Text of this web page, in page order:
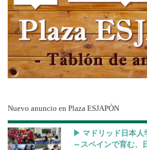
Nuevo anuncio en Plaza ESJAPÓN
▶︎ マドリッド日本人
～スペインで育む、